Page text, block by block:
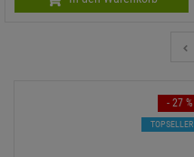
- 27 %
TOPSELLER